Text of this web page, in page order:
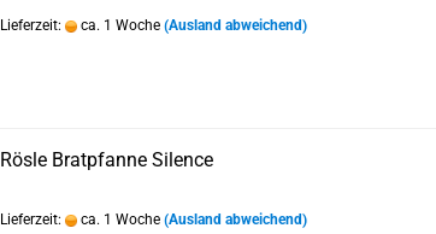
Lieferzeit: ca. 1 Woche (Ausland abweichend)
Rösle Bratpfanne Silence
Lieferzeit: ca. 1 Woche (Ausland abweichend)